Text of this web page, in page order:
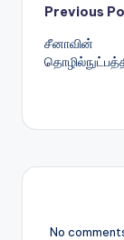
Post
Previous
சீனாவின்
No